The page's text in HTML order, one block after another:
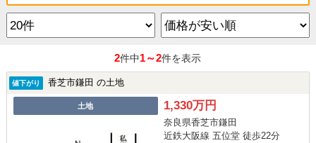
2件中1～2件を表示
値下がり 香芝市鎌田 の土地
土地 1,330万円
奈良県香芝市鎌田
近鉄大阪線 五位堂 徒歩22分